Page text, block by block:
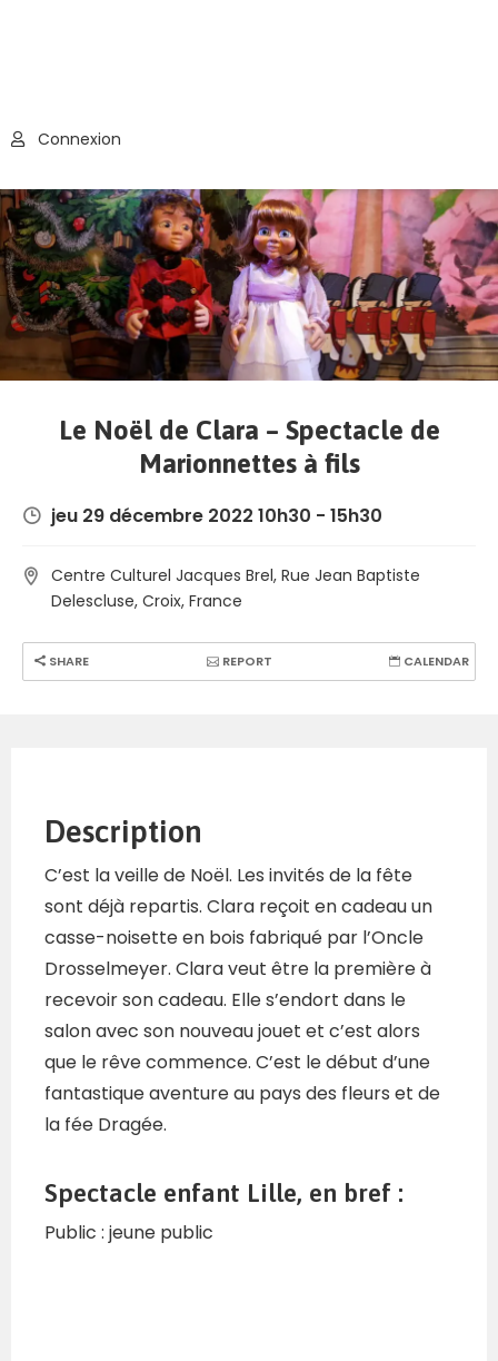
Connexion
Le Noël de Clara – Spectacle de
Marionnettes à fils
jeu 29 décembre 2022 10h30 - 15h30
Centre Culturel Jacques Brel, Rue Jean Baptiste
Delescluse, Croix, France
SHARE REPORT CALENDAR
Description
C’est la veille de Noël. Les invités de la fête
sont déjà repartis. Clara reçoit en cadeau un
casse-noisette en bois fabriqué par l’Oncle
Drosselmeyer. Clara veut être la première à
recevoir son cadeau. Elle s’endort dans le
salon avec son nouveau jouet et c’est alors
que le rêve commence. C’est le début d’une
fantastique aventure au pays des fleurs et de
la fée Dragée.
Spectacle enfant Lille, en bref :
Public : jeune public